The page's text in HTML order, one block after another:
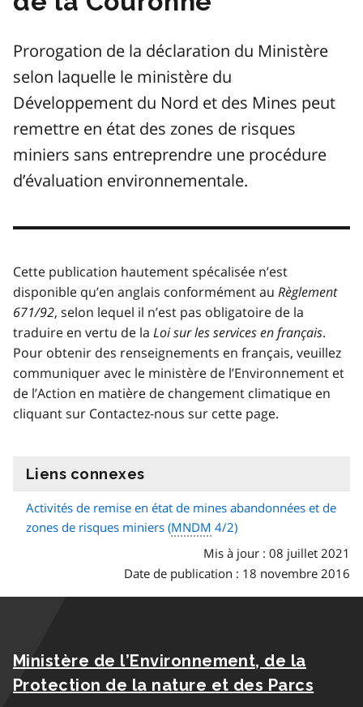
Prorogation de la déclaration du Ministère
selon laquelle le ministère du
Développement du Nord et des Mines peut
remettre en état des zones de risques
miniers sans entreprendre une procédure
d’évaluation environnementale.
Cette publication hautement spécalisée n’est
disponible qu’en anglais conformément au Règlement
671/92, selon lequel il n’est pas obligatoire de la
traduire en vertu de la Loi sur les services en français.
Pour obtenir des renseignements en français, veuillez
communiquer avec le ministère de l’Environnement et
de l’Action en matière de changement climatique en
cliquant sur Contactez-nous sur cette page.
Liens connexes
Activités de remise en état de mines abandonnées et de
zones de risques miniers (MNDM 4/2)
Mis à jour : 08 juillet 2021
Date de publication : 18 novembre 2016
Ministère de l’Environnement, de la
Protection de la nature et des Parcs